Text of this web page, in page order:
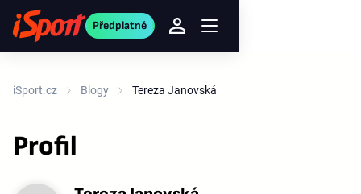
Předplatné
iSport.cz Blogy Tereza Janovská
Profil